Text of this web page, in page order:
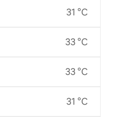
31 °C
33 °C
33 °C
31 °C